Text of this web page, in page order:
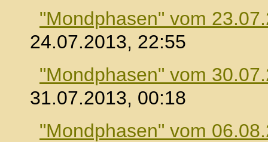
"Mondphasen" vom
24.07.2013, 22:55
"Mondphasen" vom
31.07.2013, 00:18
"Mondphasen" vom